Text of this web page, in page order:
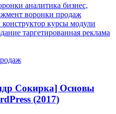
аналитика бизнес,
воронки продаж
конструктор курсы модули
таргетированная реклама
Сокирка] Основы
(2017)